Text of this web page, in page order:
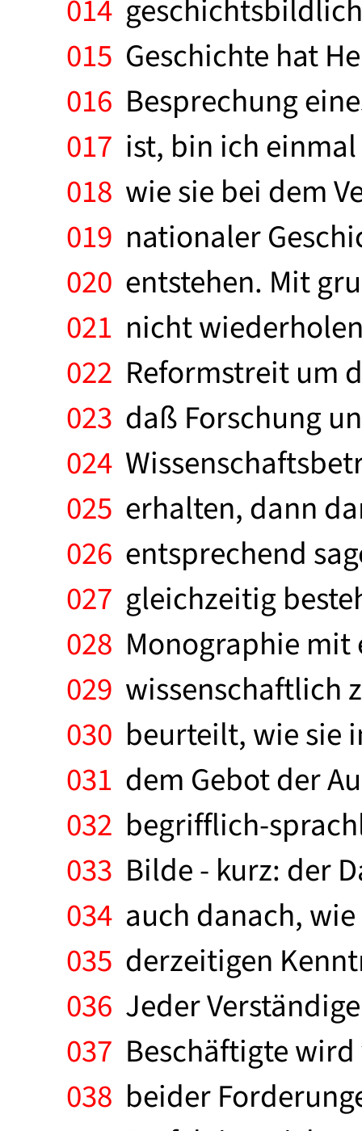
014
015 Geschichte hat
016 Besprechung
017 ist, bin ich
018 wie sie bei dem
019 nationaler
020 entstehen. Mit
021 nicht
022 Reformstreit um
023 daß Forschung
024
025 erhalten, dann
026 entsprechend
027 gleichzeitig
028 Monographie mit
029 wissenschaftlich
030 beurteilt, wie sie
031 dem Gebot der
032 begrifflich-
033 Bilde - kurz: der
034 auch danach,
035 derzeitigen
036 Jeder
037 Beschäftigte
038 beider